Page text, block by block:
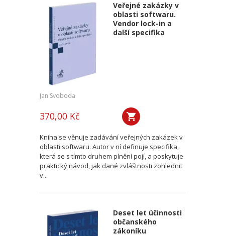
Veřejné zakázky v
oblasti softwaru.
Vendor lock-in a
další specifika
Jan Svoboda
370,00 Kč
Kniha se věnuje zadávání veřejných zakázek v
oblasti softwaru. Autor v ní definuje specifika,
která se s tímto druhem plnění pojí, a poskytuje
praktický návod, jak dané zvláštnosti zohlednit
v...
Deset let účinnosti
občanského
zákoníku